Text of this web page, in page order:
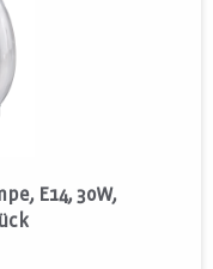
E14, 30W,